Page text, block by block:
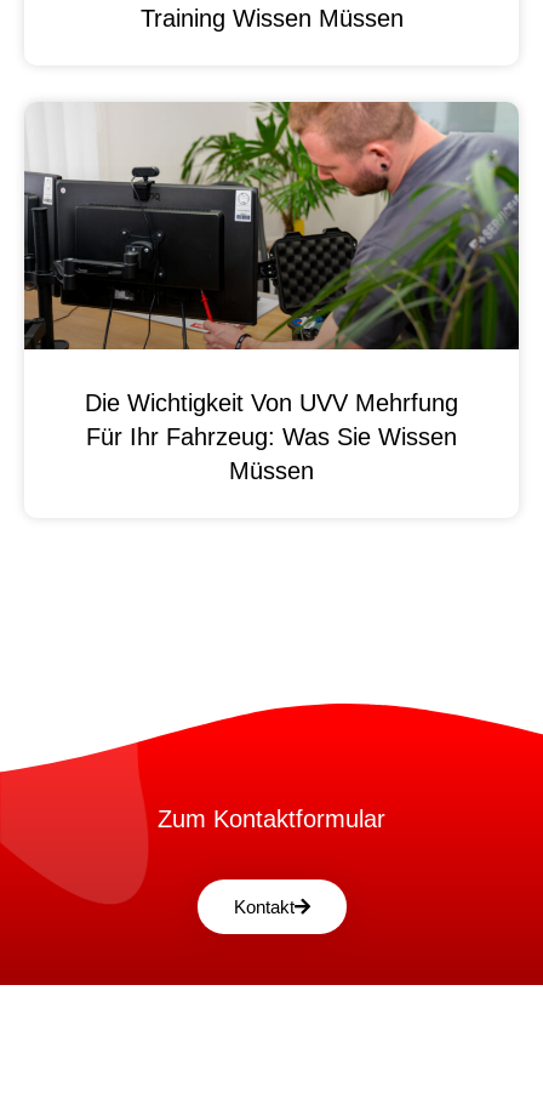
Training Wissen Müssen
Die Wichtigkeit Von UVV Mehrfung
Für Ihr Fahrzeug: Was Sie Wissen
Müssen
Zum Kontaktformular
Kontakt